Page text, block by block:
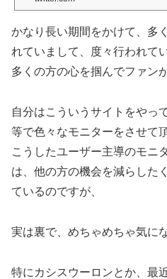
かなり長い期間をかけて、多
れていまして、度々行われて
多くの方の心を掴んでファン
自分はこういうサイトをやっ
等で色々なモニターをさせて
こうしたユーザー主導のモニ
は、他の方の機会を減らした
ているのですが、
実は裏で、めちゃめちゃ気に
特にカシスウーロンとか、最